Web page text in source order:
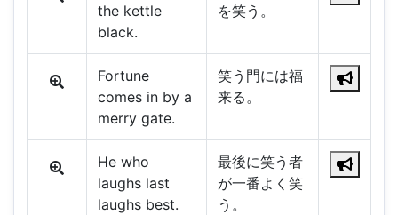
the kettle
black.
を笑う。
Fortune
comes in by a
merry gate.
笑う門には福
来る。
He who
laughs last
laughs best.
最後に笑う者
が一番よく笑
う。